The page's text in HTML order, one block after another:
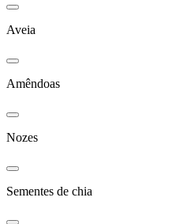
Aveia
Amêndoas
Nozes
Sementes de chia